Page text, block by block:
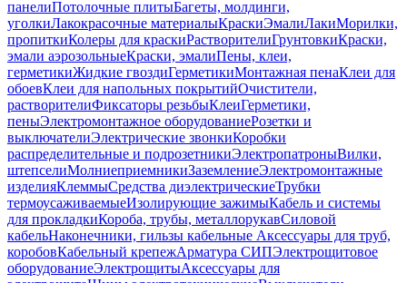
панелиПотолочные плитыБагеты, молдинги,
уголкиЛакокрасочные материалыКраскиЭмалиЛакиМорилки,
пропиткиКолеры для краскиРастворителиГрунтовкиКраски,
эмали аэрозольныеКраски, эмалиПены, клеи,
герметикиЖидкие гвоздиГерметикиМонтажная пенаКлеи для
обоевКлеи для напольных покрытийОчистители,
растворителиФиксаторы резьбыКлеиГерметики,
пеныЭлектромонтажное оборудованиеРозетки и
выключателиЭлектрические звонкиКоробки
распределительные и подрозетникиЭлектропатроныВилки,
штепселиМолниеприемникиЗаземлениеЭлектромонтажные
изделияКлеммыСредства диэлектрическиеТрубки
термоусаживаемыеИзолирующие зажимыКабель и системы
для прокладкиКороба, трубы, металлорукавСиловой
кабельНаконечники, гильзы кабельные Аксессуары для труб,
коробовКабельный крепежАрматура СИПЭлектрощитовое
оборудованиеЭлектрощитыАксессуары для